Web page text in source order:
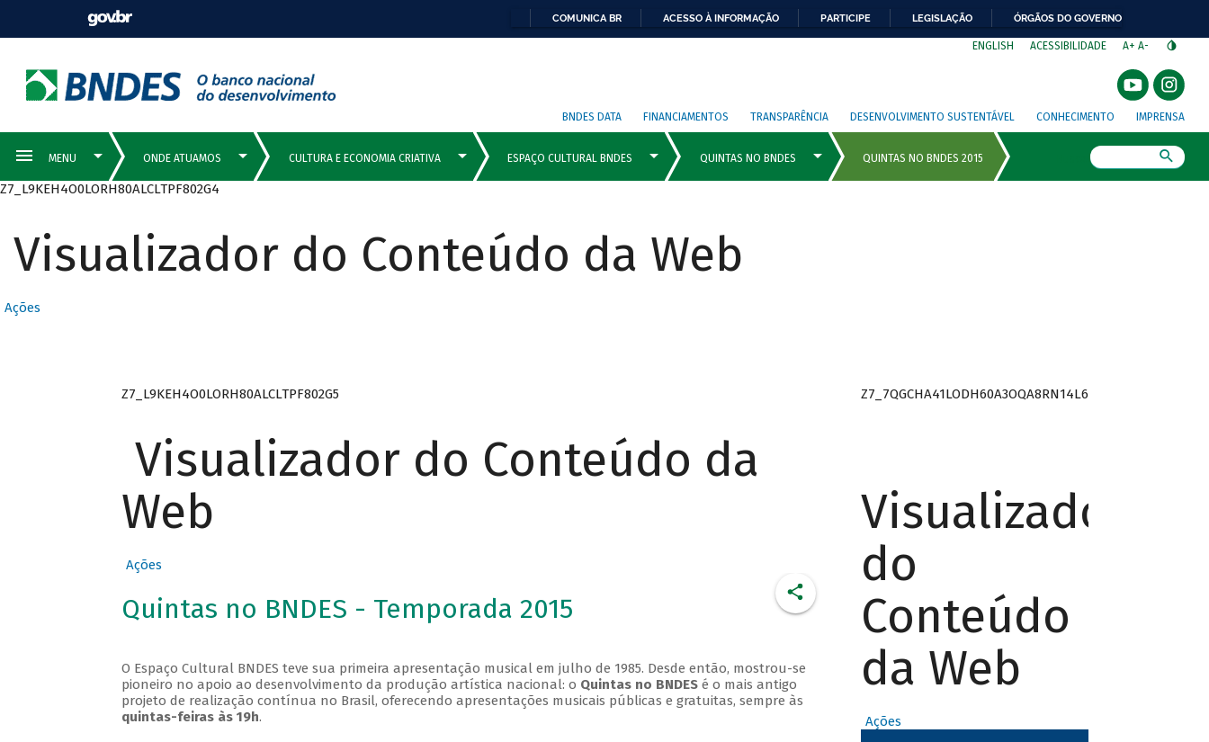
COMUNICA BR ACESSO À INFORMAÇÃO PARTICIPE LEGISLAÇÃO ÓRGÃOS DO GOVERNO
ENGLISH ACESSIBILIDADE A+ A-
BNDES DATA FINANCIAMENTOS TRANSPARÊNCIA DESENVOLVIMENTO SUSTENTÁVEL CONHECIMENTO IMPRENSA
Z7_L9KEH4O0LORH80ALCLTPF802G4
Visualizador do Conteúdo da Web
Ações
Z7_L9KEH4O0LORH80ALCLTPF802G5
Visualizador do Conteúdo da
Web
Ações
Quintas no BNDES - Temporada 2015
O Espaço Cultural BNDES teve sua primeira apresentação musical em julho de 1985. Desde então, mostrou-se
pioneiro no apoio ao desenvolvimento da produção artística nacional: o Quintas no BNDESé o mais antigo
projeto de realização contínua no Brasil, oferecendo apresentações musicais públicas e gratuitas, sempre às
quintas-feiras às 19h.
Z7_7QGCHA41LODH60A3OQA8RN14L6
Visualizador
do
Conteúdo
da Web
Ações